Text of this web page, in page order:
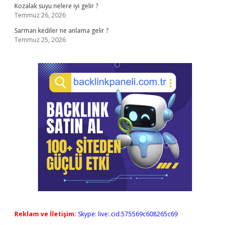
Kozalak suyu nelere iyi gelir ?
Temmuz 26, 2026
Sarman kediler ne anlama gelir ?
Temmuz 25, 2026
Reklam ve İletişim: Skype: live:.cid.575569c608265c69